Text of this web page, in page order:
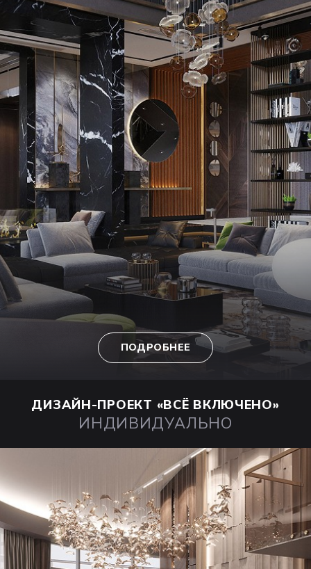
ПОДРОБНЕЕ
ДИЗАЙН-ПРОЕКТ «ВСЁ ВКЛЮЧЕНО»
ИНДИВИДУАЛЬНО